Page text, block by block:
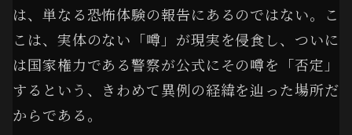
は、単なる恐怖体験の報告にあるのではない。こ
こは、実体のない「噂」が現実を侵食し、ついに
は国家権力である警察が公式にその噂を「否定」
するという、きわめて異例の経緯を辿った場所だ
からである。